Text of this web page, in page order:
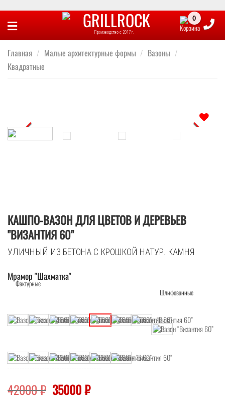
content
Производство с 2017 г.
Главная / Малые архитектурные формы / Вазоны /
Квадратные
КАШПО-ВАЗОН ДЛЯ ЦВЕТОВ И ДЕРЕВЬЕВ
"ВИЗАНТИЯ 60"
УЛИЧНЫЙ ИЗ БЕТОНА С КРОШКОЙ НАТУР. КАМНЯ
Мрамор "Шахматка"
42000₽ Первоначальная
35000₽Текущая